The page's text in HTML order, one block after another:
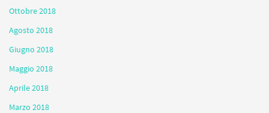
Ottobre 2018
Agosto 2018
Giugno 2018
Maggio 2018
Aprile 2018
Marzo 2018